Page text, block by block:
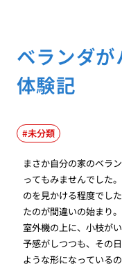
ベランダ
体験記
未分類
まさか自分の家のベラ
ってもみませんでした
のを見かける程度でし
たのが間違いの始まり
室外機の上に、小枝が
予感がしつつも、その
ような形になっている